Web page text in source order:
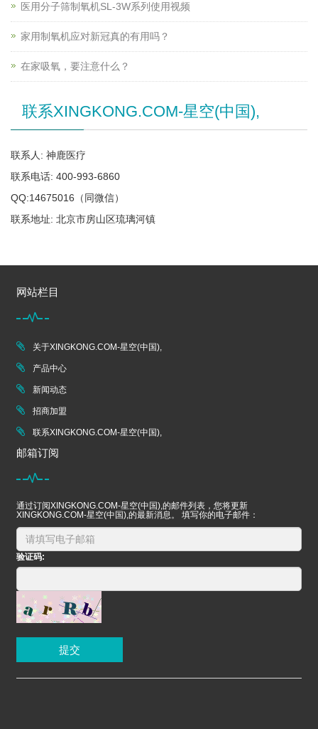
医用分子筛制氧机SL-3W系列使用视频
家用制氧机应对新冠真的有用吗？
在家吸氧，要注意什么？
联系XINGKONG.COM-星空(中国),
联系人: 神鹿医疗
联系电话: 400-993-6860
QQ:14675016（同微信）
联系地址: 北京市房山区琉璃河镇
网站栏目
关于XINGKONG.COM-星空(中国),
产品中心
新闻动态
招商加盟
联系XINGKONG.COM-星空(中国),
邮箱订阅
通过订阅XINGKONG.COM-星空(中国),的邮件列表，您将更新
XINGKONG.COM-星空(中国),的最新消息。 填写你的电子邮件：
验证码:
提交